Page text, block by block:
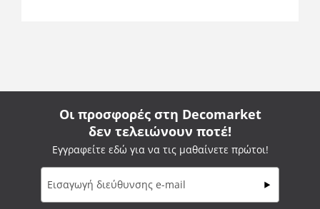
Οι προσφορές στη Decomarket
δεν τελειώνουν ποτέ!
Εγγραφείτε εδώ για να τις μαθαίνετε πρώτοι!